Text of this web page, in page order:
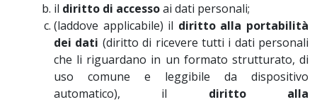
il diritto di accessoai dati personali;
(laddove applicabile) il diritto alla portabilità
dei dati (diritto di ricevere tutti i dati personali
che li riguardano in un formato strutturato, di
uso comune e leggibile da dispositivo
automatico), il diritto alla